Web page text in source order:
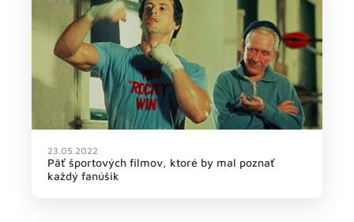
23.05.2022
Päť športových filmov, ktoré by mal poznať
každý fanúšik